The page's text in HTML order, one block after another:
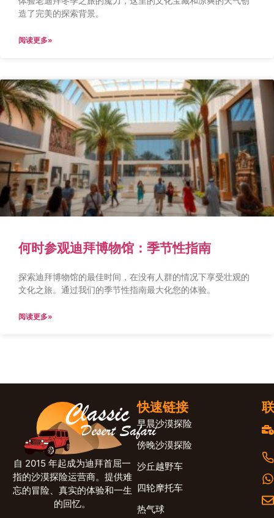
造了完美的探索背景。
阅读更多»
何时参观迪拜博物馆：季节性指南
探索迪拜博物馆的最佳时间，在没有人群的情况下享受壮观的
文化之旅。通过我们的季节性指南最大化您的体验。
阅读更多»
自 2015 年起成为迪拜首屈一
指的沙漠探险运营商。提供难
忘的冒险、真实的体验和一生
的回忆。
快速链接
早晨沙漠探险
傍晚沙漠探险
沙丘越野车
四轮摩托车
热气球